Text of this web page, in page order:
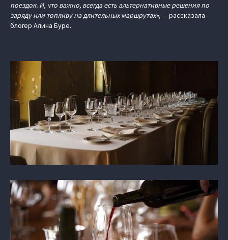
поездок. И, что важно, всегда есть альтернативные решения по
заряду или топливу на длительных маршрутах»,— рассказала
блогер Алина Буре.